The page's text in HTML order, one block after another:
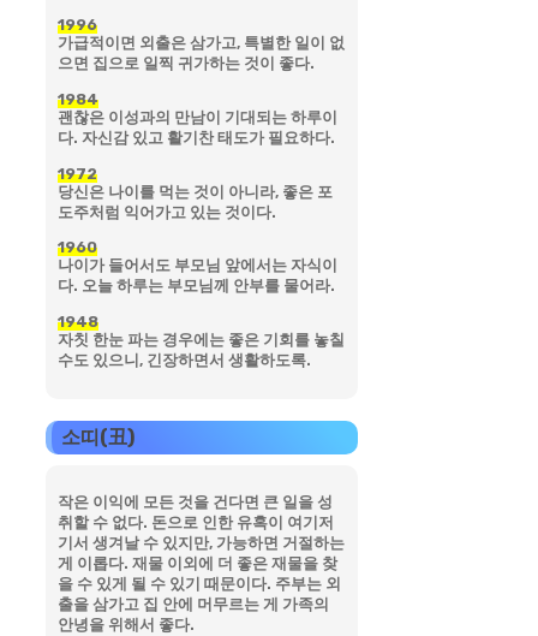
1996
가급적이면 외출은 삼가고, 특별한 일이 없
으면 집으로 일찍 귀가하는 것이 좋다.
1984
괜찮은 이성과의 만남이 기대되는 하루이
다. 자신감 있고 활기찬 태도가 필요하다.
1972
당신은 나이를 먹는 것이 아니라, 좋은 포
도주처럼 익어가고 있는 것이다.
1960
나이가 들어서도 부모님 앞에서는 자식이
다. 오늘 하루는 부모님께 안부를 물어라.
1948
자칫 한눈 파는 경우에는 좋은 기회를 놓칠
수도 있으니, 긴장하면서 생활하도록.
소띠(丑)
작은 이익에 모든 것을 건다면 큰 일을 성
취할 수 없다. 돈으로 인한 유혹이 여기저
기서 생겨날 수 있지만, 가능하면 거절하는
게 이롭다. 재물 이외에 더 좋은 재물을 찾
을 수 있게 될 수 있기 때문이다. 주부는 외
출을 삼가고 집 안에 머무르는 게 가족의
안녕을 위해서 좋다.